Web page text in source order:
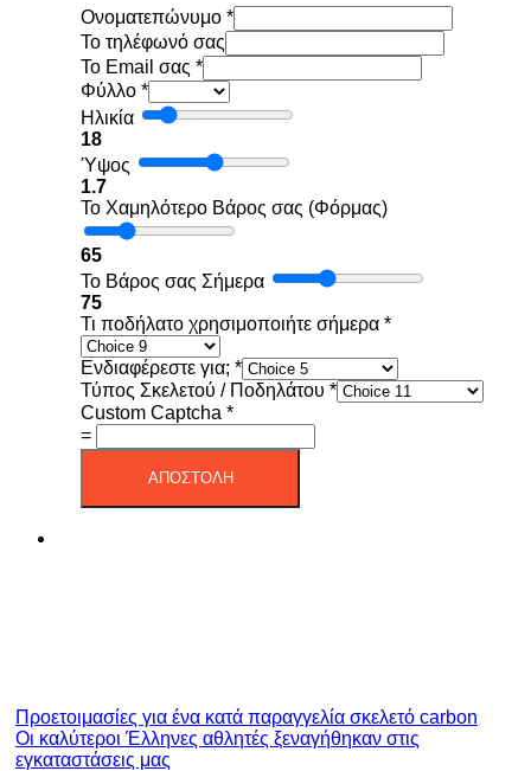
Ονοματεπώνυμο *
To τηλέφωνό σας
Το Email σας *
Φύλλο *
Ηλικία
18
Ύψος
1.7
Το Χαμηλότερο Βάρος σας (Φόρμας)
65
Το Βάρος σας Σήμερα
75
Τι ποδήλατο χρησιμοποιήτε σήμερα *
Ενδιαφέρεστε για; *
Τύπος Σκελετού / Ποδηλάτου *
Custom Captcha *
=
ΑΠΟΣΤΟΛΗ
Προετοιμασίες για ένα κατά παραγγελία σκελετό carbon
Οι καλύτεροι Έλληνες αθλητές ξεναγήθηκαν στις
εγκαταστάσεις μας